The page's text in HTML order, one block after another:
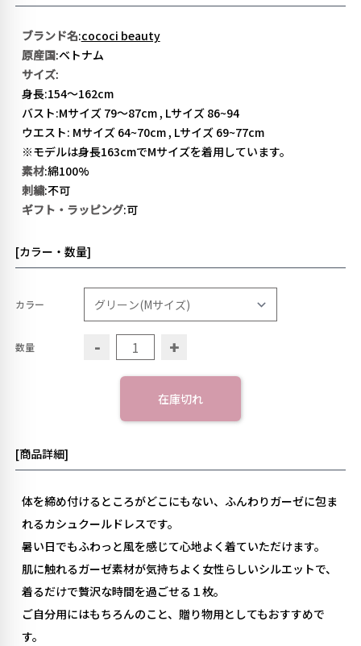
ブランド名:cococi beauty
原産国:ベトナム
サイズ:
身長:154〜162cm
バスト:Mサイズ 79〜87cm , Lサイズ 86~94
ウエスト: Mサイズ 64~70cm , Lサイズ 69~77cm
※モデルは身長163cmでMサイズを着用しています。
素材:綿100%
刺繍:不可
ギフト・ラッピング:可
[カラー・数量]
カラー
数量 - +
在庫切れ
[商品詳細]
体を締め付けるところがどこにもない、ふんわりガーゼに包ま
れるカシュクールドレスです。
暑い日でもふわっと風を感じて心地よく着ていただけます。
肌に触れるガーゼ素材が気持ちよく女性らしいシルエットで、
着るだけで贅沢な時間を過ごせる１枚。
ご自分用にはもちろんのこと、贈り物用としてもおすすめで
す。